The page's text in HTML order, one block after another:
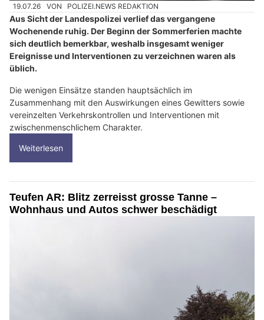
19.07.26 VON POLIZEI.NEWS REDAKTION
Aus Sicht der Landespolizei verlief das vergangene
Wochenende ruhig. Der Beginn der Sommerferien machte
sich deutlich bemerkbar, weshalb insgesamt weniger
Ereignisse und Interventionen zu verzeichnen waren als
üblich.
Die wenigen Einsätze standen hauptsächlich im
Zusammenhang mit den Auswirkungen eines Gewitters sowie
vereinzelten Verkehrskontrollen und Interventionen mit
zwischenmenschlichem Charakter.
Weiterlesen
Teufen AR: Blitz zerreisst grosse Tanne –
Wohnhaus und Autos schwer beschädigt